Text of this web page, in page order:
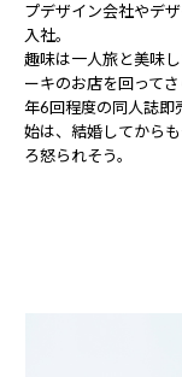
プデザイン会社やデ
入社。
趣味は一人旅と美味
ーキのお店を回って
年6回程度の同人誌即
始は、結婚してから
ろ怒られそう。